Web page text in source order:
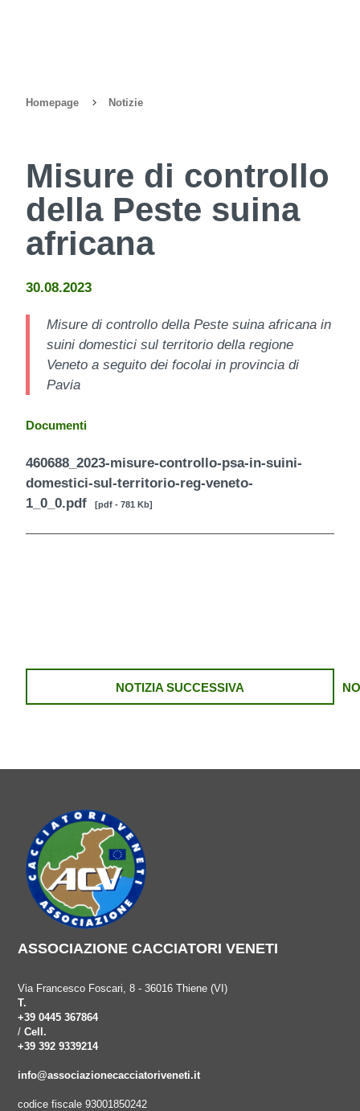
Homepage Notizie
Misure di controllo
della Peste suina
africana
30.08.2023
Misure di controllo della Peste suina africana in
suini domestici sul territorio della regione
Veneto a seguito dei focolai in provincia di
Pavia
Documenti
460688_2023-misure-controllo-psa-in-suini-
domestici-sul-territorio-reg-veneto-
1_0_0.pdf[pdf - 781 Kb]
NOTIZIA SUCCESSIVA
ASSOCIAZIONE CACCIATORI VENETI
Via Francesco Foscari, 8 - 36016 Thiene (VI)
T.
+39 0445 367864
/Cell.
+39 392 9339214
info@associazionecacciatoriveneti.it
codice fiscale 93001850242